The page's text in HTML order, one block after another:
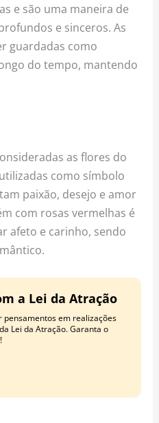
e são uma maneira de
e sinceros. As
guardadas como
do tempo, mantendo
as flores do
como símbolo
paixão, desejo e amor
com rosas vermelhas é
afeto e carinho, sendo
a Lei da Atração
em realizações
Lei da Atração. Garanta o